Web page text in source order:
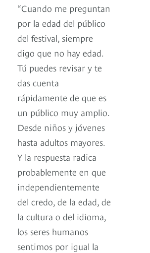
“Cuando me preguntan
por la edad del público
del festival, siempre
digo que no hay edad.
Tú puedes revisar y te
das cuenta
rápidamente de que es
un público muy amplio.
Desde niños y jóvenes
hasta adultos mayores.
Y la respuesta radica
probablemente en que
independientemente
del credo, de la edad, de
la cultura o del idioma,
los seres humanos
sentimos por igual la